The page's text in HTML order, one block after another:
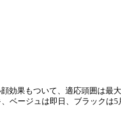
果もついて、適応頭囲は最
ベージュは即日、ブラックは5